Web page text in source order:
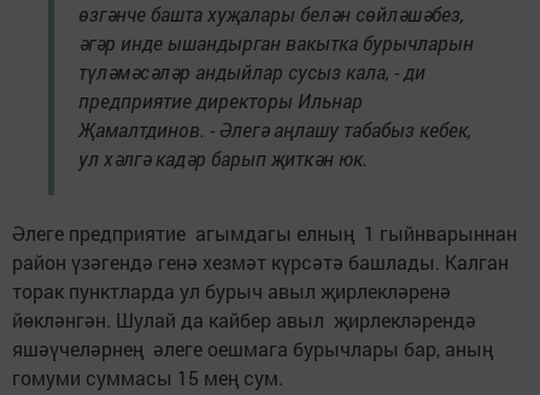
өзгәнче башта хуҗалары белән сөйләшәбез,
әгәр инде ышандырган вакытка бурычларын
түләмәсәләр андыйлар сусыз кала, - ди
предприятие директоры Ильнар
Җамалтдинов. - Әлегә аңлашу табабыз кебек,
ул хәлгә кадәр барып җиткән юк.
Әлеге предприятие агымдагы елның 1 гыйнварыннан
район үзәгендә генә хезмәт күрсәтә башлады. Калган
торак пунктларда ул бурыч авыл җирлекләренә
йөкләнгән. Шулай да кайбер авыл җирлекләрендә
яшәүчеләрнең әлеге оешмага бурычлары бар, аның
гомуми суммасы 15 мең сум.